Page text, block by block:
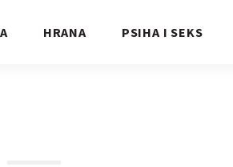
HRANA PSIHA I SEKS